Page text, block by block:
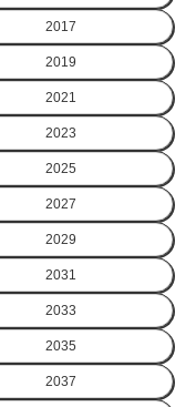
2017
2019
2021
2023
2025
2027
2029
2031
2033
2035
2037